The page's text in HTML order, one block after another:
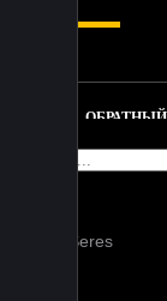
AITO Seres